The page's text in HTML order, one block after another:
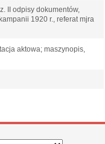
II odpisy dokumentów,
1920 r., referat mjra
aktowa; maszynopis,